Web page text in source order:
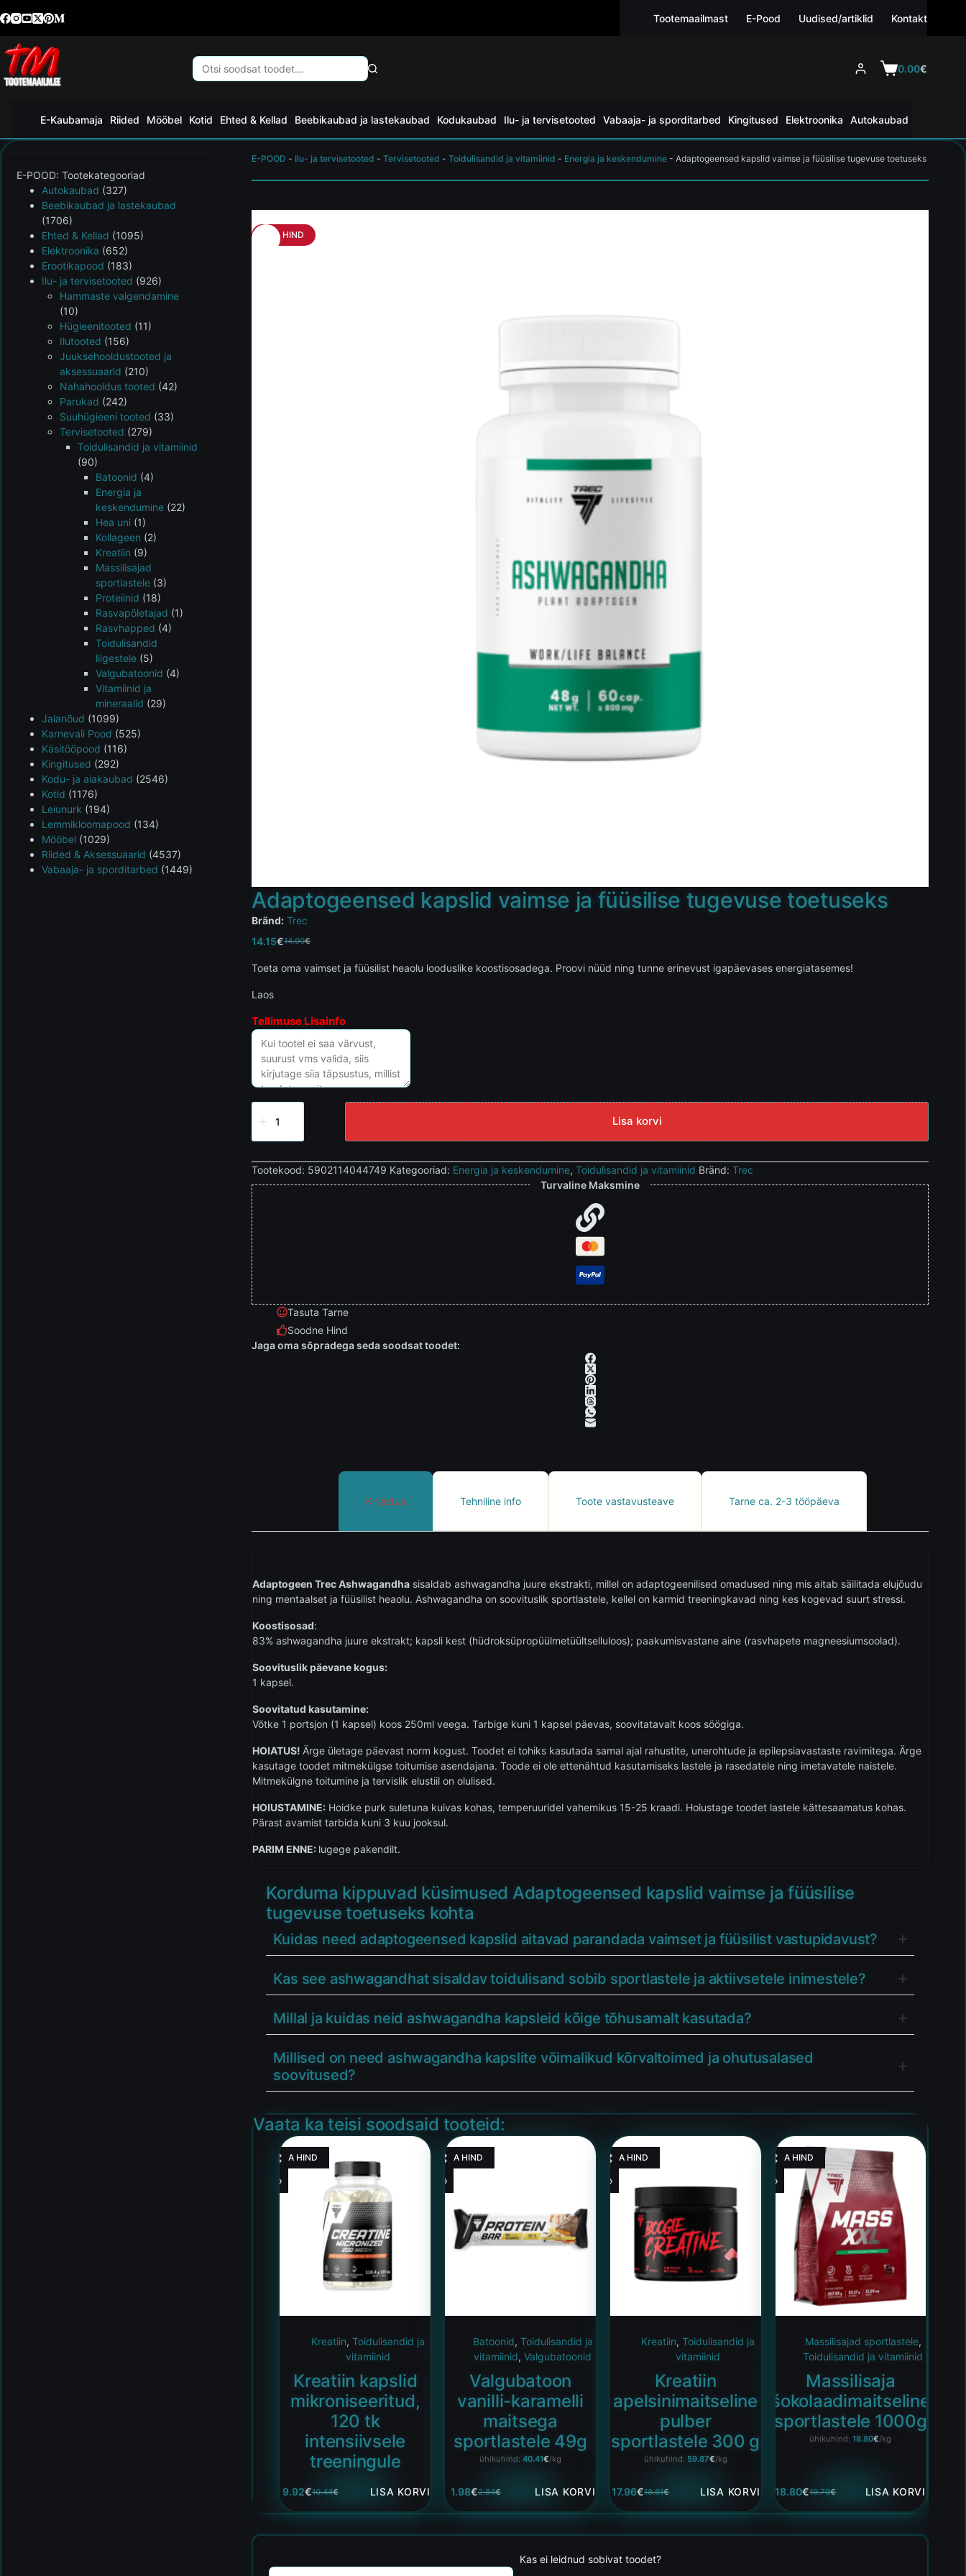
Tootemaailmast E-Pood Uudised/artiklid Kontakt
0.00€
E-Kaubamaja Riided Mööbel Kotid Ehted & Kellad Beebikaubad ja lastekaubad Kodukaubad Ilu- ja tervisetooted Vabaaja- ja sporditarbed Kingitused Elektroonika Autokaubad
E-POOD - Ilu- ja tervisetooted -Tervisetooted -Toidulisandid ja vitamiinid - Energia ja keskendumine -Adaptogeensed kapslid vaimse ja füüsilise tugevuse toetuseks
HEA HIND
Adaptogeensed kapslid vaimse ja füüsilise tugevuse toetuseks
Bränd: Trec
14.90€
14.15€
Toeta oma vaimset ja füüsilist heaolu looduslike koostisosadega. Proovi nüüd ning tunne erinevust igapäevases energiatasemes!
Laos
Tellimuse Lisainfo
Lisa korvi
Tootekood: 5902114044749 Kategooriad: Energia ja keskendumine,Toidulisandid ja vitamiinid Bränd:Trec
Turvaline Maksmine
Tasuta Tarne
Soodne Hind
Jaga oma sõpradega seda soodsat toodet:
Kirjeldus Tehniline info Toote vastavusteave Tarne ca. 2-3 tööpäeva
Adaptogeen Trec Ashwagandha sisaldab ashwagandha juure ekstrakti, millel on adaptogeenilised omadused ning mis aitab säilitada elujõudu
ning mentaalset ja füüsilist heaolu. Ashwagandha on soovituslik sportlastele, kellel on karmid treeningkavad ning kes kogevad suurt stressi.
Koostisosad:
83% ashwagandha juure ekstrakt; kapsli kest (hüdroksüpropüülmetüültselluloos); paakumisvastane aine (rasvhapete magneesiumsoolad).
Soovituslik päevane kogus:
1 kapsel.
Soovitatud kasutamine:
Võtke 1 portsjon (1 kapsel) koos 250ml veega. Tarbige kuni 1 kapsel päevas, soovitatavalt koos söögiga.
HOIATUS!Ärge ületage päevast norm kogust. Toodet ei tohiks kasutada samal ajal rahustite, unerohtude ja epilepsiavastaste ravimitega. Ärge
kasutage toodet mitmekülgse toitumise asendajana. Toode ei ole ettenähtud kasutamiseks lastele ja rasedatele ning imetavatele naistele.
Mitmekülgne toitumine ja tervislik elustiil on olulised.
HOIUSTAMINE: Hoidke purk suletuna kuivas kohas, temperuuridel vahemikus 15-25 kraadi. Hoiustage toodet lastele kättesaamatus kohas.
Pärast avamist tarbida kuni 3 kuu jooksul.
PARIM ENNE: lugege pakendilt.
Korduma kippuvad küsimused Adaptogeensed kapslid vaimse ja füüsilise
tugevuse toetuseks kohta
Kuidas need adaptogeensed kapslid aitavad parandada vaimset ja füüsilist vastupidavust?
Kas see ashwagandhat sisaldav toidulisand sobib sportlastele ja aktiivsetele inimestele?
Millal ja kuidas neid ashwagandha kapsleid kõige tõhusamalt kasutada?
Millised on need ashwagandha kapslite võimalikud kõrvaltoimed ja ohutusalased
soovitused?
Vaata ka teisi soodsaid tooteid:
HEA HIND
Kreatiin, Toidulisandid ja
vitamiinid
Kreatiin kapslid
mikroniseeritud,
120 tk
intensiivsele
treeningule
10.44€
9.92€ LISA KORVI
HEA HIND
Batoonid, Toidulisandid ja
vitamiinid,Valgubatoonid
Valgubatoon
vanilli-karamelli
maitsega
sportlastele 49g
ühikuhind: 40.41€/kg
2.84€
1.98€ LISA KORVI
HEA HIND
Kreatiin,Toidulisandid ja
vitamiinid
Kreatiin
apelsinimaitseline
pulber
sportlastele 300 g
ühikuhind: 59.87€/kg
18.91€
17.96€ LISA KORVI
HEA HIND
Massilisajad sportlastele,
Toidulisandid ja vitamiinid
Massilisaja
šokolaadimaitseline
sportlastele 1000g
ühikuhind:18.80€/kg
19.79€
18.80€ LISA KORVI
Kas ei leidnud sobivat toodet?
E-POOD: Tootekategooriad
Autokaubad (327)
Beebikaubad ja lastekaubad
(1706)
Ehted & Kellad (1095)
Elektroonika (652)
Erootikapood (183)
Ilu- ja tervisetooted (926)
Hammaste valgendamine
(10)
Hügieenitooted (11)
Ilutooted (156)
Juuksehooldustooted ja
aksessuaarid (210)
Nahahooldus tooted (42)
Parukad (242)
Suuhügieeni tooted (33)
Tervisetooted (279)
Toidulisandid ja vitamiinid
(90)
Batoonid (4)
Energia ja
keskendumine (22)
Hea uni (1)
Kollageen (2)
Kreatiin (9)
Massilisajad
sportlastele (3)
Proteiinid (18)
Rasvapõletajad (1)
Rasvhapped (4)
Toidulisandid
liigestele (5)
Valgubatoonid (4)
Vitamiinid ja
mineraalid (29)
Jalanõud (1099)
Karnevali Pood (525)
Käsitööpood (116)
Kingitused (292)
Kodu- ja aiakaubad (2546)
Kotid (1176)
Leiunurk (194)
Lemmikloomapood (134)
Mööbel (1029)
Riided & Aksessuaarid (4537)
Vabaaja- ja sporditarbed (1449)